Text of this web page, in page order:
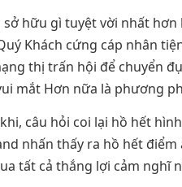
sở hữu gì tuyệt vời nhất
Khách cứng cáp nhân
thị trấn hội để chuyển
mắt Hơn nữa là phương
câu hỏi coi lại hồ hết
nhấn thấy ra hồ hết
tất cả thắng lợi cảm nghĩ